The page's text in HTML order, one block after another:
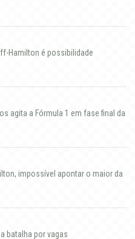
Hamilton é possibilidade
agita a Fórmula 1 em fase final da
impossível apontar o maior da
batalha por vagas